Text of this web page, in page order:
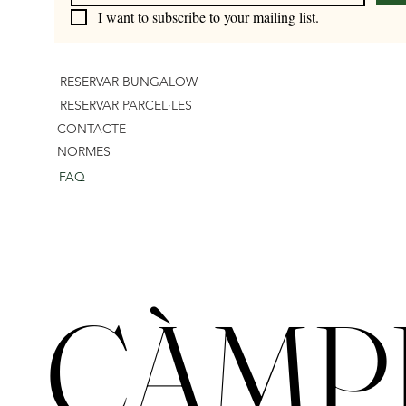
I want to subscribe to your mailing list.
RESERVAR BUNGALOW
RESERVAR PARCEL·LES
CONTACTE
NORMES
FAQ